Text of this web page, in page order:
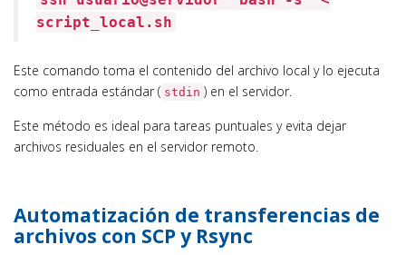
script_local.sh
Este comando toma el contenido del archivo local y lo ejecuta
como entrada estándar ( stdin ) en el servidor.
Este método es ideal para tareas puntuales y evita dejar
archivos residuales en el servidor remoto.
Automatización de transferencias de
archivos con SCP y Rsync